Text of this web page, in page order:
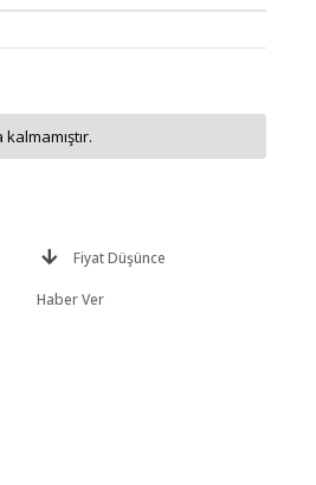
Fiyat Düşünce
Haber Ver